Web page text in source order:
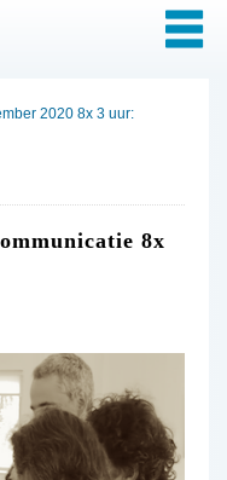
2020 8x 3 uur:
8x